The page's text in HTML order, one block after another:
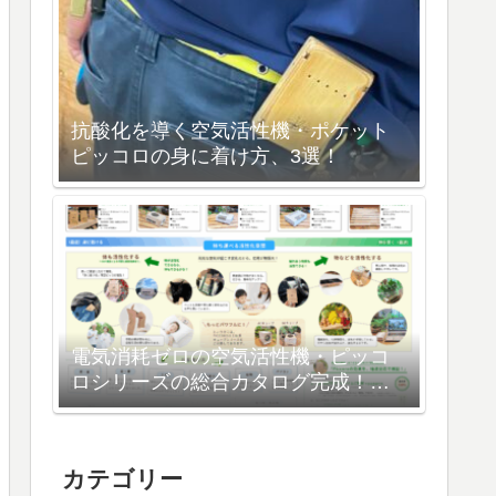
抗酸化を導く空気活性機・ポケット
ピッコロの身に着け方、3選！
電気消耗ゼロの空気活性機・ピッコ
ロシリーズの総合カタログ完成！
注目はピッコロ効果の可視化
カテゴリー